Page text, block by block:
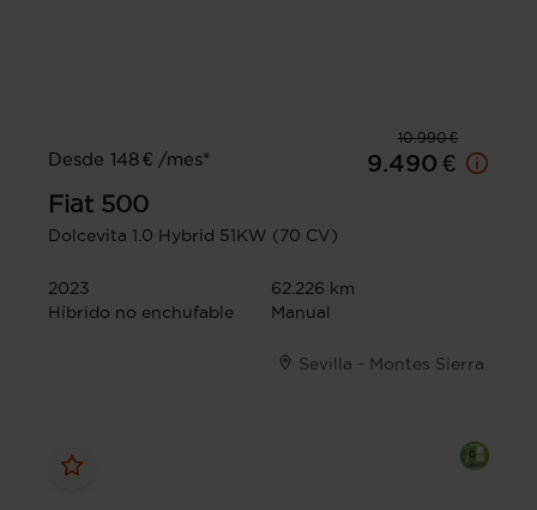
10.990 €
Desde 148 € /mes*
9.490 €
Fiat 500
Dolcevita 1.0 Hybrid 51KW (70 CV)
2023
62.226 km
Híbrido no enchufable
Manual
Sevilla - Montes Sierra